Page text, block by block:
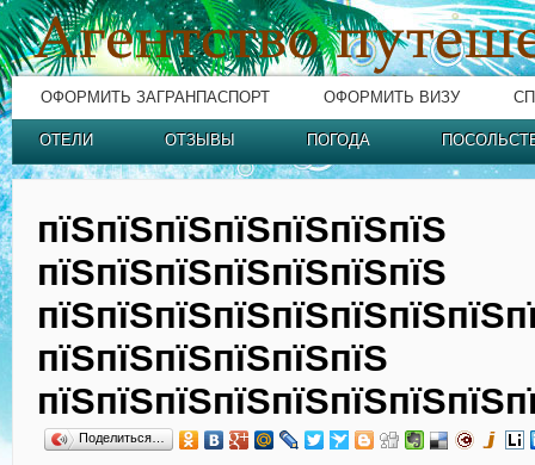
ОФОРМИТЬ ЗАГРАНПАСПОРТ ОФОРМИТЬ ВИЗУ
ОТЕЛИ ОТЗЫВЫ ПОГОДА
пїЅпїЅпїЅпїЅпїЅпїЅпїЅ
пїЅпїЅпїЅпїЅпїЅпїЅпїЅ
пїЅпїЅпїЅпїЅпїЅпїЅ
Поделиться…